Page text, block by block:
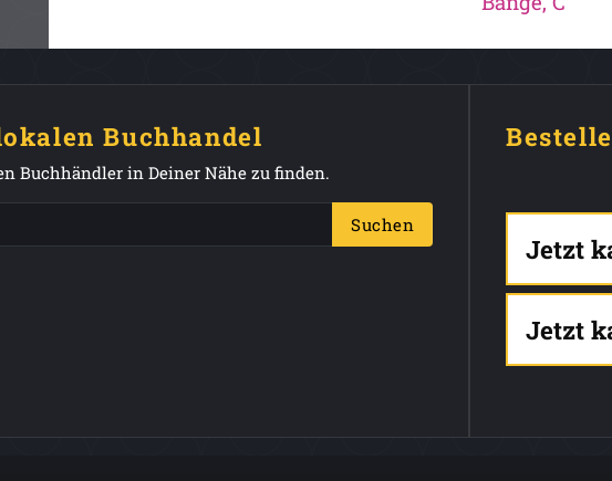
Buchhandel
Buchhändler in Deiner Nähe zu finden.
Suchen
Jetzt
Jetzt